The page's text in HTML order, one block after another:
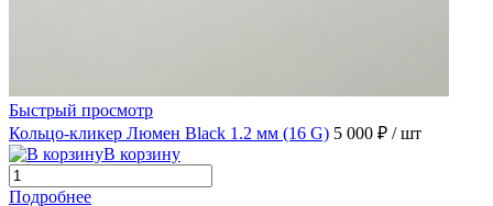
Быстрый просмотр
Кольцо-кликер Люмен Black 1.2 мм (16 G) 5 000 ₽ / шт
В корзину
Подробнее